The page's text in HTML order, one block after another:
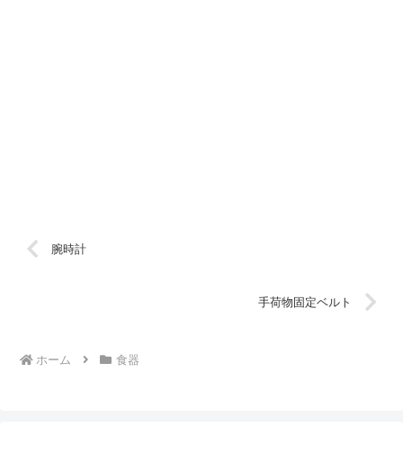
腕時計
手荷物固定ベルト
ホーム 食器